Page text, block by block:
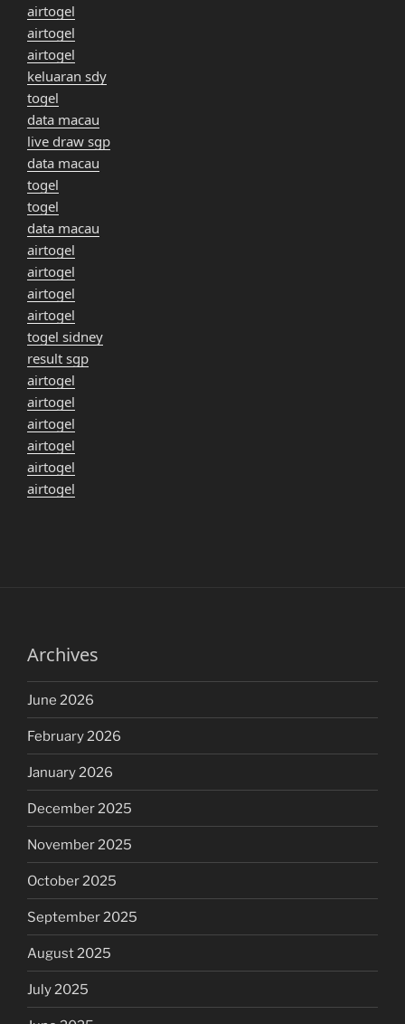
airtogel
airtogel
airtogel
keluaran sdy
togel
data macau
live draw sgp
data macau
togel
togel
data macau
airtogel
airtogel
airtogel
airtogel
togel sidney
result sgp
airtogel
airtogel
airtogel
airtogel
airtogel
airtogel
Archives
June 2026
February 2026
January 2026
December 2025
November 2025
October 2025
September 2025
August 2025
July 2025